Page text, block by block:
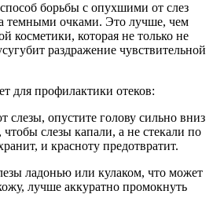
борьбы с опухшими от слез
темными очками. Это лучше, чем
косметики, которая не только не
раздражение чувствительной
для профилактики отеков:
слезы, опустите голову сильно вниз
слезы капали, а не стекали по
и красноту предотвратит.
ладонью или кулаком, что может
лучше аккуратно промокнуть